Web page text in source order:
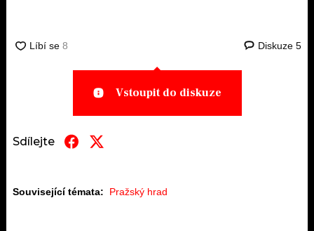
Diskuze 5
Vstoupit do diskuze
Sdílejte
Související témata: Pražský hrad